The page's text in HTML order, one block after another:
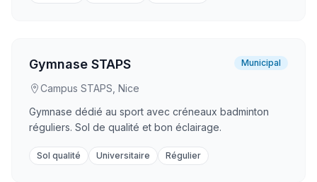
Gymnase STAPS Municipal
Campus STAPS, Nice
Gymnase dédié au sport avec créneaux badminton
réguliers. Sol de qualité et bon éclairage.
Sol qualité Universitaire Régulier